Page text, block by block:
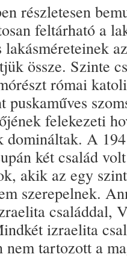
részletesen
feltárható a
össze. Szinte
római
puskaműves
felekezeti
domináltak. A
két család
akik az egy
szerepelnek.
családdal,
izraelita
nem tartozott a